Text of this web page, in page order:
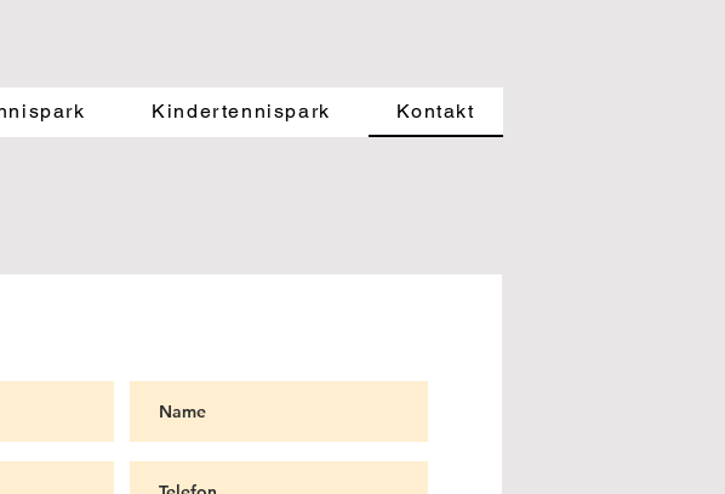
Kindertennispark Kontakt